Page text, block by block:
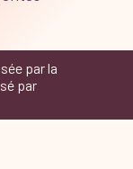
par la
par